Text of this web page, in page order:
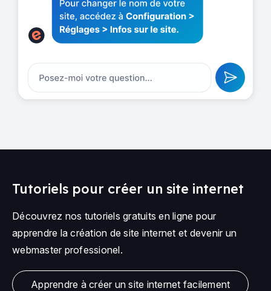
Tutoriels pour créer un site internet
Découvrez nos tutoriels gratuits en ligne pour
apprendre la création de site internet et devenir un
webmaster professionel.
Apprendre à créer un site internet facilement